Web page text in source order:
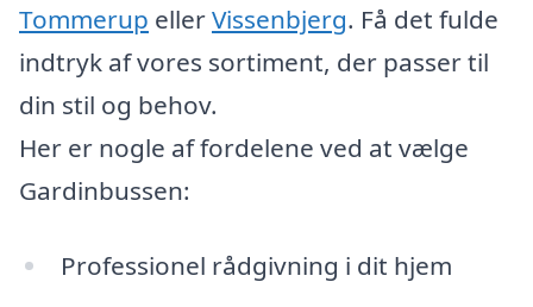
Tommerup ellerVissenbjerg. Få det fulde
indtryk af vores sortiment, der passer til
din stil og behov.
Her er nogle af fordelene ved at vælge
Gardinbussen:
Professionel rådgivning i dit hjem